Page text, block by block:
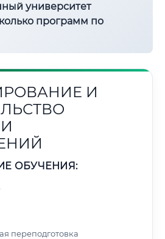
университет
программ по
И
ОБУЧЕНИЯ:
переподготовка